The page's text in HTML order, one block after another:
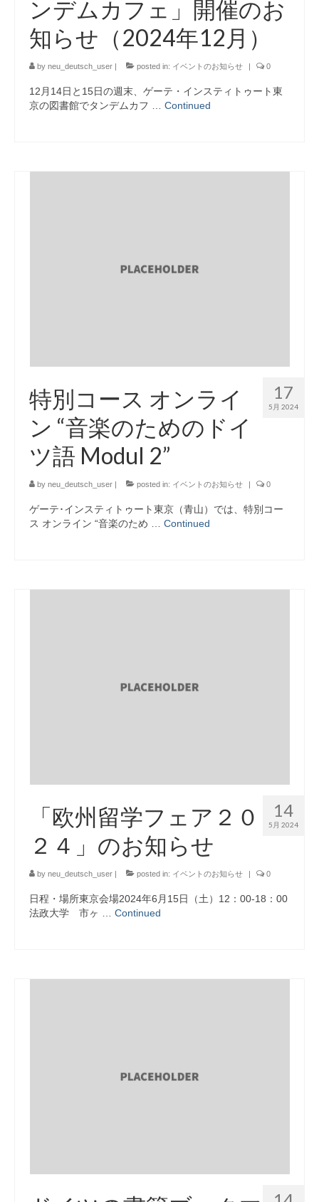
ンデムカフェ」開催のお
知らせ（2024年12月）
by neu_deutsch_user posted in: イベントのお知らせ 0
12月14日と15日の週末、ゲーテ・インスティトゥート東
京の図書館でタンデムカフ … Continued
17
5月 2024
特別コース オンライ
ン “音楽のためのドイ
ツ語 Modul 2”
by neu_deutsch_user | posted in: イベントのお知らせ | 0
ゲーテ･インスティトゥート東京（青山）では、特別コー
ス オンライン “音楽のため … Continued
14
5月 2024
「欧州留学フェア２０
２４」のお知らせ
by neu_deutsch_user | posted in: イベントのお知らせ | 0
日程・場所東京会場2024年6月15日（土）12：00-18：00
法政大学 市ヶ … Continued